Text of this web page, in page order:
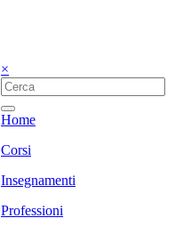
×
Home
Corsi
Insegnamenti
Professioni